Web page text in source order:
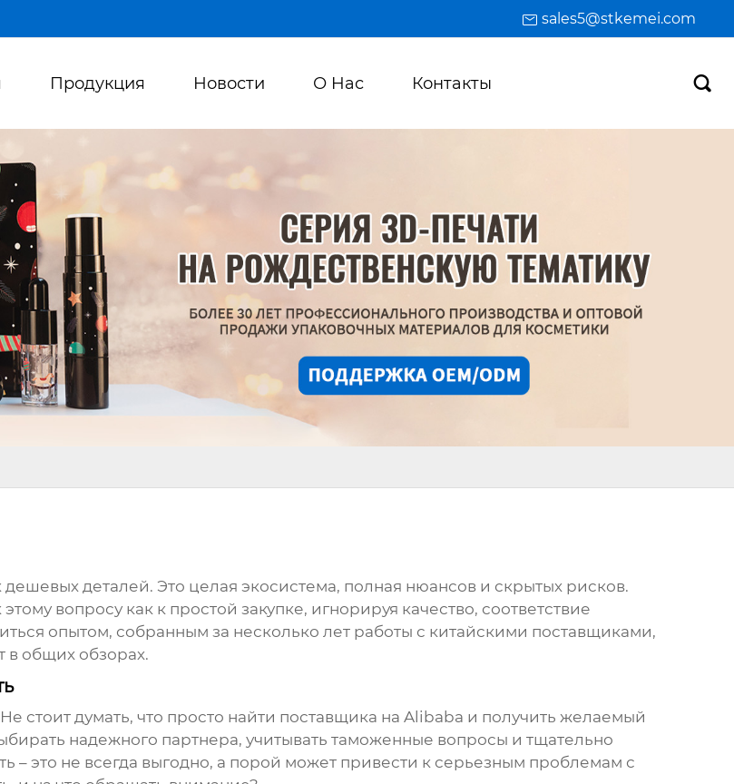
sales5@stkemei.com
Продукция Новости О Hас Контакты 
дешевых деталей. Это целая экосистема, полная нюансов и скрытых рисков.
вопросу как к простой закупке, игнорируя качество, соответствие
опытом, собранным за несколько лет работы с китайскими поставщиками,
в общих обзорах.
стоит думать, что просто найти поставщика на Alibaba и получить желаемый
надежного партнера, учитывать таможенные вопросы и тщательно
– это не всегда выгодно, а порой может привести к серьезным проблемам с